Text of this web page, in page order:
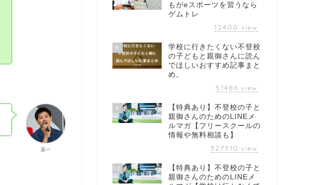
葉一
もがeスポーツを習うなら
ゲムトレ
12400 view
8
学校に行きたくない不登校
の子どもと親御さんに読ん
でほしいおすすめ記事まと
め。
51486 view
9
【特典あり】不登校の子と
親御さんのためのLINEメ
ルマガ【フリースクールの
情報や無料相談も】
327310 view
10
【特典あり】不登校の子と
親御さんのためのLINEメ